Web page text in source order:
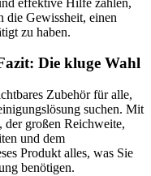
die Gewissheit, einen
zu haben.
Die kluge Wahl
Zubehör für alle,
suchen. Mit
großen Reichweite,
und dem
Produkt alles, was Sie
benötigen.